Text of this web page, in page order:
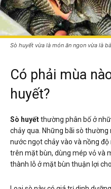
Sò huyết vừa là món ăn ngon vừa là
Có phải mùa
huyết?
Sò huyếtthường phân bố ở
chảy qua. Những bãi sò
nước ngọt chảy vào và nồng
trên mặt bùn, dùng mép vỏ và
thành lỗ ở mặt bùn thuận lợi